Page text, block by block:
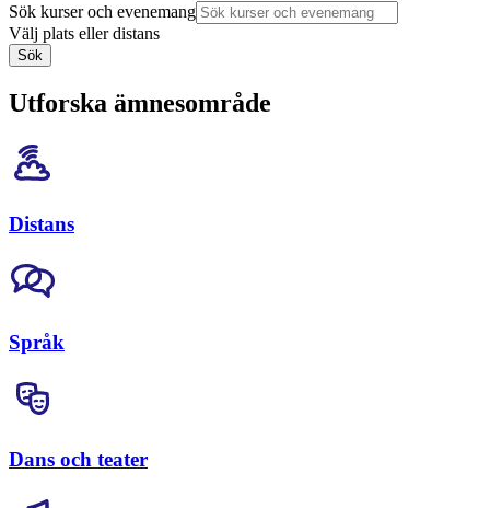
Sök kurser och evenemang
Välj plats eller distans
Sök
Utforska ämnesområde
Distans
Språk
Dans och teater